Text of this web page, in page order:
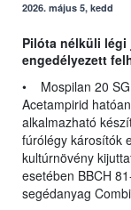
2026. május 5, kedd
Pilóta nélküli
engedélyezett
• Mospilan 20 SG
Acetampirid
alkalmazható
fúrólégy károsítók
kultúrnövény
esetében BBCH
segédanyag